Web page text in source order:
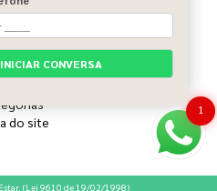
Home
nós
Blog
Serviços
do site
(Lei 9610 de 19/02/1998)
1
INICIAR CONVERSA